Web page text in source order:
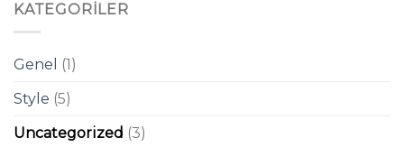
KATEGORILER
Genel
(1)
Style (5)
Uncategorized (3)